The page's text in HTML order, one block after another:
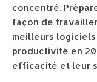
concentré.
façon de
meilleurs
productivité en
efficacité et leur